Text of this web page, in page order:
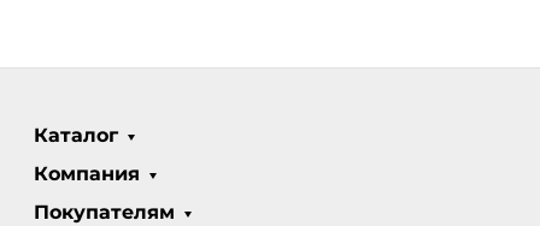
Каталог
Компания
Покупателям